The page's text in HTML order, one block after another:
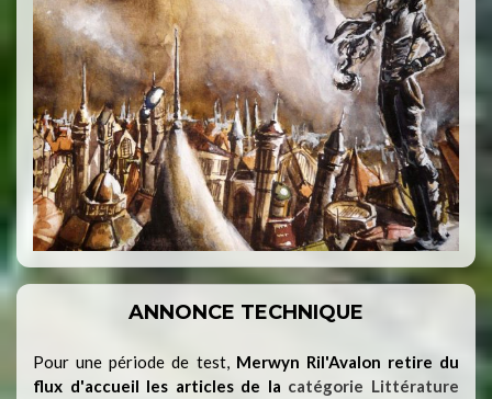
ANNONCE TECHNIQUE
Pour une période de test,Merwyn Ril'Avalon retire du
flux d'accueil les articles de la catégorie Littérature